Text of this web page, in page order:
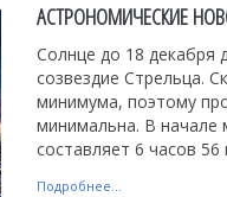
АСТРОНОМИЧЕСКИЕ
Солнце до 18 декабря
созвездие Стрельца.
минимума, поэтому
минимальна. В начале
составляет 6 часов
Подробнее...